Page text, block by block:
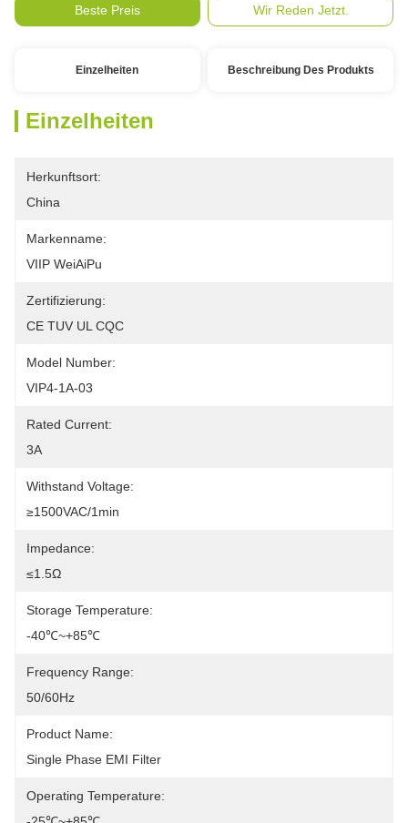
Beste Preis Wir Reden Jetzt.
Einzelheiten Beschreibung Des Produkts
Einzelheiten
Herkunftsort:
China
Markenname:
VIIP WeiAiPu
Zertifizierung:
CE TUV UL CQC
Model Number:
VIP4-1A-03
Rated Current:
3A
Withstand Voltage:
≥1500VAC/1min
Impedance:
≤1.5Ω
Storage Temperature:
-40℃~+85℃
Frequency Range:
50/60Hz
Product Name:
Single Phase EMI Filter
Operating Temperature: